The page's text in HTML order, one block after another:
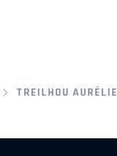
TREILHOU AURÉLIE